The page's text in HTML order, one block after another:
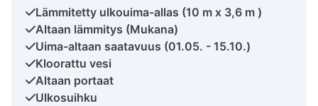
Lämmitetty ulkouima-allas (10 m x 3,6 m )
Altaan lämmitys (Mukana)
Uima-altaan saatavuus (01.05. - 15.10.)
Kloorattu vesi
Altaan portaat
Ulkosuihku